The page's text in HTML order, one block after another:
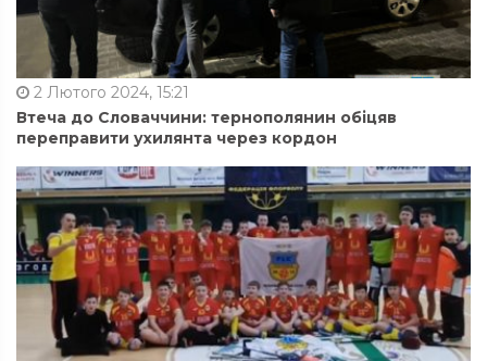
2 Лютого 2024, 15:21
Втеча до Словаччини: тернополянин обіцяв
переправити ухилянта через кордон